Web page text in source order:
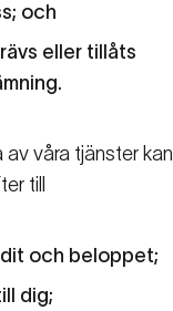
och
eller tillåts
av våra tjänster kan
till
och beloppet;
dig;